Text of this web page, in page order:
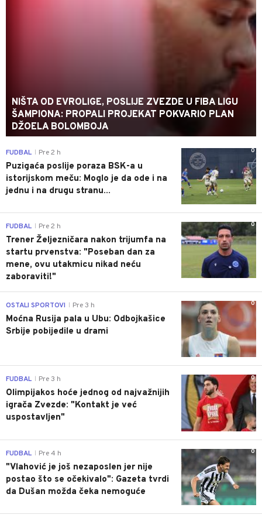
NIŠTA OD EVROLIGE, POSLIJE ZVEZDE U FIBA LIGU
ŠAMPIONA: PROPALI PROJEKAT POKVARIO PLAN
DŽOELA BOLOMBOJA
0
FUDBAL Pre 2 h
Puzigaća poslije poraza BSK-a u
istorijskom meču: Moglo je da ode i na
jednu i na drugu stranu...
0
FUDBAL Pre 2 h
Trener Željezničara nakon trijumfa na
startu prvenstva: "Poseban dan za
mene, ovu utakmicu nikad neću
zaboraviti!"
0
OSTALI SPORTOVI Pre 3 h
Moćna Rusija pala u Ubu: Odbojkašice
Srbije pobijedile u drami
0
FUDBAL Pre 3 h
Olimpijakos hoće jednog od najvažnijih
igrača Zvezde: "Kontakt je već
uspostavljen"
0
FUDBAL Pre 4 h
"Vlahović je još nezaposlen jer nije
postao što se očekivalo": Gazeta tvrdi
da Dušan možda čeka nemoguće